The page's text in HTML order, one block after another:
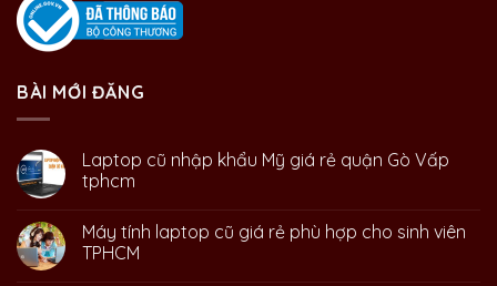
BÀI MỚI ĐĂNG
Laptop cũ nhập khẩu Mỹ giá rẻ quận Gò Vấp
tphcm
Máy tính laptop cũ giá rẻ phù hợp cho sinh viên
TPHCM